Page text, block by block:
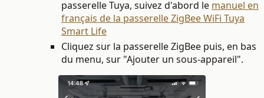
passerelle Tuya, suivez d'abord le manuel en
français de la passerelle ZigBee WiFi Tuya
Smart Life
Cliquez sur la passerelle ZigBee puis, en bas
du menu, sur "Ajouter un sous-appareil".